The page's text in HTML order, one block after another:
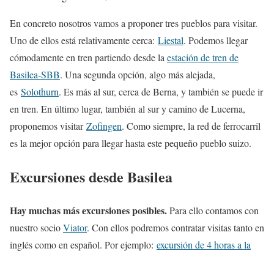
En concreto nosotros vamos a proponer tres pueblos para visitar.
Uno de ellos está relativamente cerca: Liestal. Podemos llegar
cómodamente en tren partiendo desde la estación de tren de
Basilea-SBB. Una segunda opción, algo más alejada,
es Solothurn. Es más al sur, cerca de Berna, y también se puede ir
en tren. En último lugar, también al sur y camino de Lucerna,
proponemos visitarZofingen. Como siempre, la red de ferrocarril
es la mejor opción para llegar hasta este pequeño pueblo suizo.
Excursiones desde Basilea
Hay muchas más excursiones posibles.Para ello contamos con
nuestro socioViator. Con ellos podremos contratar visitas tanto en
inglés como en español. Por ejemplo: excursión de 4 horas a la